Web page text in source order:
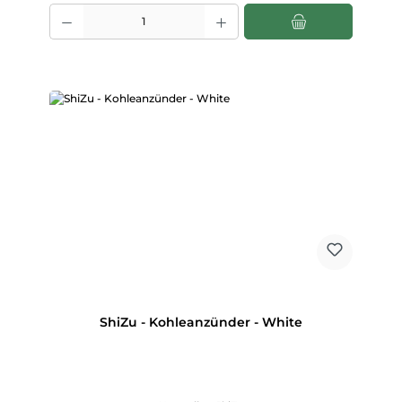
Produkt Anzahl: Gib den gewünschten Wert ein oder benutze die
ShiZu - Kohleanzünder - White